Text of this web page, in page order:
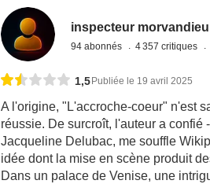
inspecteur morvandieu
94 abonnés 4 357 critiques
1,5 Publiée le 19 avril 2025
A l'origine, "L'accroche-coeur" n'est
réussie. De surcroît, l'auteur a
Jacqueline Delubac, me souffle
idée dont la mise en scène produit
Dans un palace de Venise, une